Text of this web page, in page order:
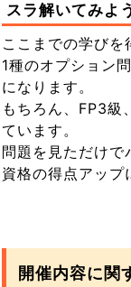
スラ解いてみよ
ここまでの学びを
1種のオプション
になります。
もちろん、FP3級
ています。
問題を見ただけで
資格の得点アップ
開催内容に関